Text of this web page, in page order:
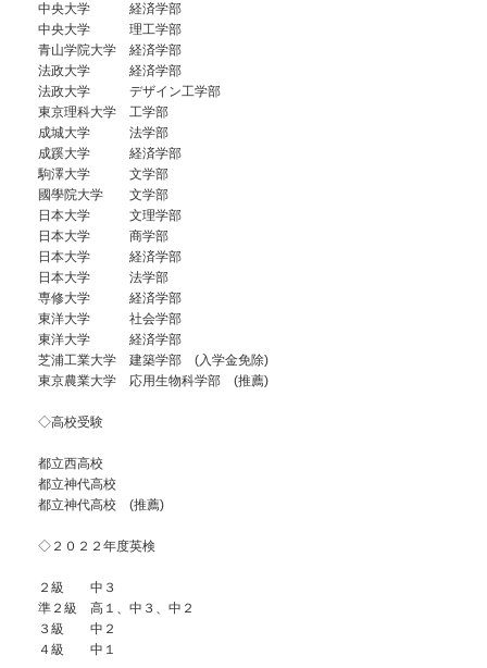
中央大学 経済学部
中央大学 理工学部
青山学院大学 経済学部
法政大学 経済学部
法政大学 デザイン工学部
東京理科大学 工学部
成城大学 法学部
成蹊大学 経済学部
駒澤大学 文学部
國學院大学 文学部
日本大学 文理学部
日本大学 商学部
日本大学 経済学部
日本大学 法学部
専修大学 経済学部
東洋大学 社会学部
東洋大学 経済学部
芝浦工業大学 建築学部 (入学金免除)
東京農業大学 応用生物科学部 (推薦)
◇高校受験
都立西高校
都立神代高校
都立神代高校 (推薦)
◇２０２２年度英検
２級 中３
準２級 高１、中３、中２
３級 中２
４級 中１